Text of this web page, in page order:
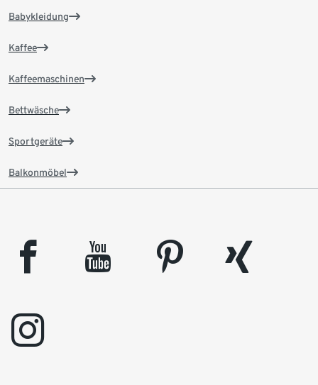
Babykleidung
Kaffee
Kaffeemaschinen
Bettwäsche
Sportgeräte
Balkonmöbel
facebook youtube pinterest
xing
instagram